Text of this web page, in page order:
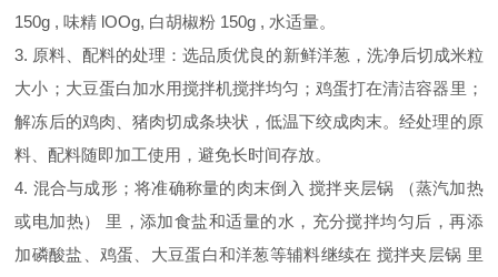
150g , 味精 lOOg, 白胡椒粉 150g , 水适量。
3. 原料、配料的处理：选品质优良的新鲜洋葱，洗净后切成米粒
大小；大豆蛋白加水用搅拌机搅拌均匀；鸡蛋打在清洁容器里；
解冻后的鸡肉、猪肉切成条块状，低温下绞成肉末。经处理的原
料、配料随即加工使用，避免长时间存放。
4. 混合与成形；将准确称量的肉末倒入 搅拌夹层锅 （蒸汽加热
或电加热） 里，添加食盐和适量的水，充分搅拌均匀后，再添
加磷酸盐、鸡蛋、大豆蛋白和洋葱等辅料继续在 搅拌夹层锅 里